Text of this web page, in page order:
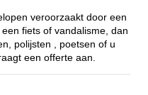
veroorzaakt door een
fiets of vandalisme, dan
polijsten , poetsen of u
een offerte aan.